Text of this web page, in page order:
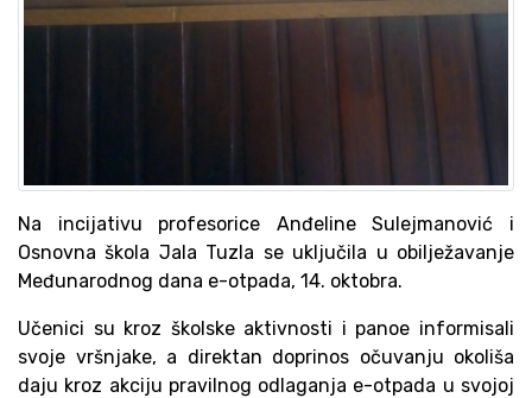
Na incijativu profesorice Anđeline Sulejmanović i
Osnovna škola Jala Tuzla se uključila u obilježavanje
Međunarodnog dana e-otpada, 14. oktobra.
Učenici su kroz školske aktivnosti i panoe informisali
svoje vršnjake, a direktan doprinos očuvanju okoliša
daju kroz akciju pravilnog odlaganja e-otpada u svojoj